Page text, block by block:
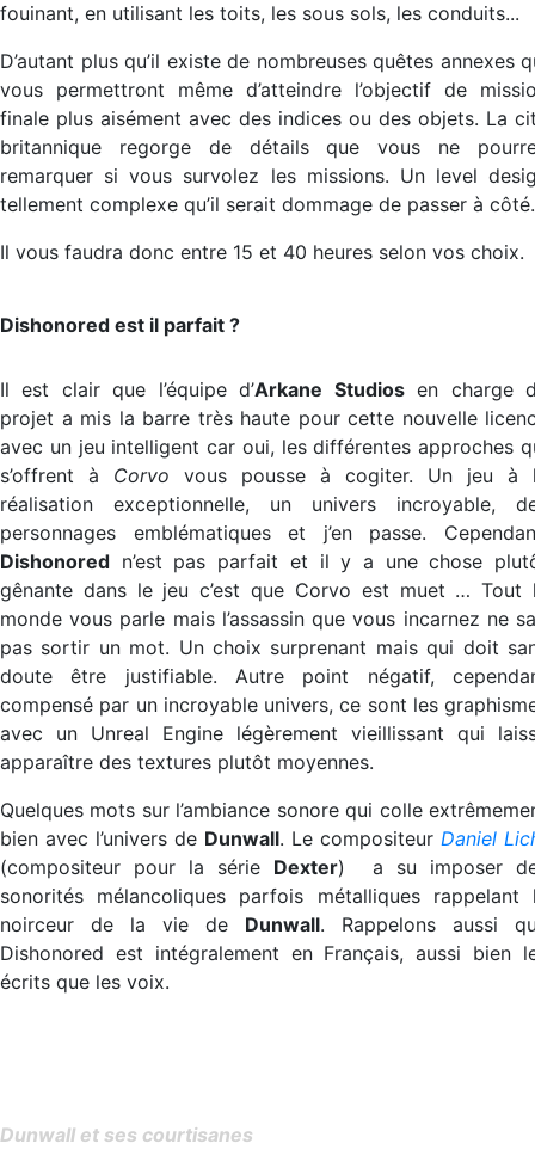
fouinant, en utilisant les toits, les sous sols, les conduits...
D’autant plus qu’il existe de nombreuses quêtes annexes
vous permettront même d’atteindre l’objectif de
finale plus aisément avec des indices ou des objets. La
britannique regorge de détails que vous ne
remarquer si vous survolez les missions. Un level
tellement complexe qu’il serait dommage de passer à côté.
Il vous faudra donc entre 15 et 40 heures selon vos choix.
Dishonored est il parfait ?
Il est clair que l’équipe d’Arkane Studiosen charge
projet a mis la barre très haute pour cette nouvelle
avec un jeu intelligent car oui, les différentes approches
s’offrent à Corvo vous pousse à cogiter. Un jeu à
réalisation exceptionnelle, un univers incroyable,
personnages emblématiques et j’en passe.
Dishonored n’est pas parfait et il y a une chose
gênante dans le jeu c’est que Corvo est muet … Tout
monde vous parle mais l’assassin que vous incarnez ne
pas sortir un mot. Un choix surprenant mais qui doit
doute être justifiable. Autre point négatif,
compensé par un incroyable univers, ce sont les
avec un Unreal Engine légèrement vieillissant qui
apparaître des textures plutôt moyennes.
Quelques mots sur l’ambiance sonore qui colle
bien avec l’univers de Dunwall. Le compositeur Daniel
(compositeur pour la série Dexter) a su imposer
sonorités mélancoliques parfois métalliques rappelant
noirceur de la vie de Dunwall. Rappelons aussi
Dishonored est intégralement en Français, aussi bien
écrits que les voix.
Dunwall et ses courtisanes